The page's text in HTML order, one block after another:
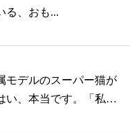
る、おも...
モデルのスーパー猫が
い、本当です。「私